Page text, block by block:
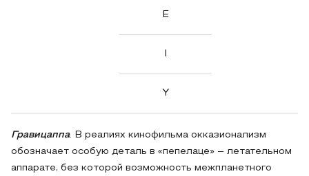
E
Y
Гравицаппа. В реалиях кинофильма окказионализм
обозначает особую деталь в «пепелаце» – летательном
аппарате, без которой возможность межпланетного